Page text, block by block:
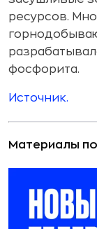
ресурсов.
фосфорита.
Источник.
Материалы